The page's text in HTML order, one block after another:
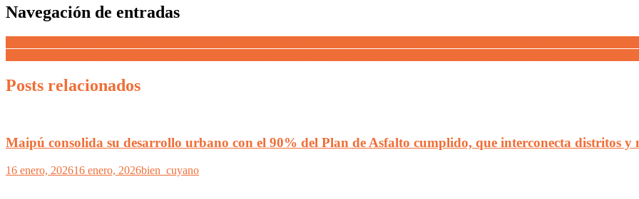
Navegación de entradas
Posts relacionados
Maipú consolida su desarrollo urbano con el 90% del Plan de Asfalto cumplido, que interconecta distritos y
16 enero, 202616 enero, 2026bien_cuyano